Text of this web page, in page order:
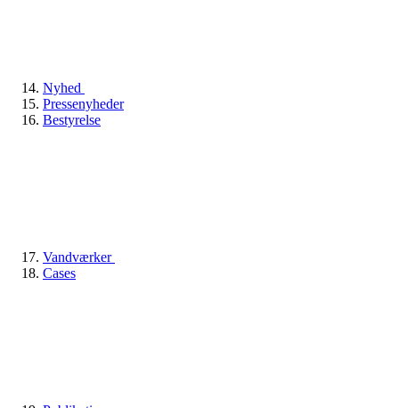
Nyhed
Pressenyheder
Bestyrelse
Vandværker
Cases